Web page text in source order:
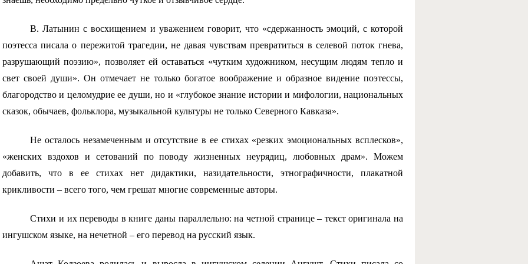
В. Латынин с восхищением и уважением говорит, что «сдержанность эмоций, с которой
поэтесса писала о пережитой трагедии, не давая чувствам превратиться в селевой поток гнева,
разрушающий поэзию», позволяет ей оставаться «чутким художником, несущим людям тепло и
свет своей души». Он отмечает не только богатое воображение и образное видение поэтессы,
благородство и целомудрие ее души, но и «глубокое знание истории и мифологии, национальных
сказок, обычаев, фольклора, музыкальной культуры не только Северного Кавказа».
Не осталось незамеченным и отсутствие в ее стихах «резких эмоциональных всплесков»,
«женских вздохов и сетований по поводу жизненных неурядиц, любовных драм». Можем
добавить, что в ее стихах нет дидактики, назидательности, этнографичности, плакатной
крикливости – всего того, чем грешат многие современные авторы.
Стихи и их переводы в книге даны параллельно: на четной странице – текст оригинала на
ингушском языке, на нечетной – его перевод на русский язык.